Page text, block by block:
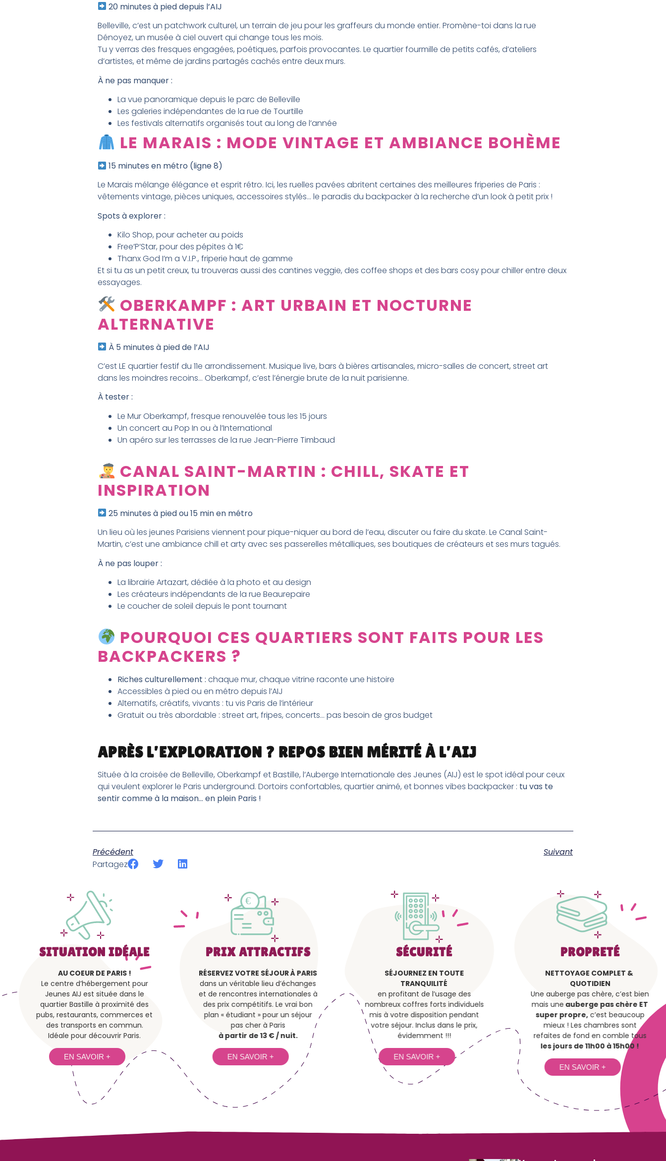
20 minutes à pied depuis l’AIJ
Belleville, c’est un patchwork culturel, un terrain de jeu pour les graffeurs du monde entier. Promène-toi dans la rue
Dénoyez, un musée à ciel ouvert qui change tous les mois.
Tu y verras des fresques engagées, poétiques, parfois provocantes. Le quartier fourmille de petits cafés, d’ateliers
d’artistes, et même de jardins partagés cachés entre deux murs.
À ne pas manquer :
La vue panoramique depuis le parc de Belleville
Les galeries indépendantes de la rue de Tourtille
Les festivals alternatifs organisés tout au long de l’année
LE MARAIS : MODE VINTAGE ET AMBIANCE BOHÈME
15 minutes en métro (ligne 8)
Le Marais mélange élégance et esprit rétro. Ici, les ruelles pavées abritent certaines des meilleures friperies de Paris :
vêtements vintage, pièces uniques, accessoires stylés… le paradis du backpacker à la recherche d’un look à petit prix !
Spots à explorer :
Kilo Shop, pour acheter au poids
Free’P’Star, pour des pépites à 1€
Thanx God I’m a V.I.P., friperie haut de gamme
Et si tu as un petit creux, tu trouveras aussi des cantines veggie, des coffee shops et des bars cosy pour chiller entre deux
essayages.
OBERKAMPF : ART URBAIN ET NOCTURNE
ALTERNATIVE
À 5 minutes à pied de l’AIJ
C’est LE quartier festif du 11e arrondissement. Musique live, bars à bières artisanales, micro-salles de concert, street art
dans les moindres recoins… Oberkampf, c’est l’énergie brute de la nuit parisienne.
À tester :
Le Mur Oberkampf, fresque renouvelée tous les 15 jours
Un concert au Pop In ou à l’International
Un apéro sur les terrasses de la rue Jean-Pierre Timbaud
CANAL SAINT-MARTIN : CHILL, SKATE ET
INSPIRATION
25 minutes à pied ou 15 min en métro
Un lieu où les jeunes Parisiens viennent pour pique-niquer au bord de l’eau, discuter ou faire du skate. Le Canal Saint-
Martin, c’est une ambiance chill et arty avec ses passerelles métalliques, ses boutiques de créateurs et ses murs tagués.
À ne pas louper :
La librairie Artazart, dédiée à la photo et au design
Les créateurs indépendants de la rue Beaurepaire
Le coucher de soleil depuis le pont tournant
POURQUOI CES QUARTIERS SONT FAITS POUR LES
BACKPACKERS ?
Riches culturellement : chaque mur, chaque vitrine raconte une histoire
Accessibles à pied ou en métro depuis l’AIJ
Alternatifs, créatifs, vivants : tu vis Paris de l’intérieur
Gratuit ou très abordable : street art, fripes, concerts… pas besoin de gros budget
APRÈS L’EXPLORATION ? REPOS BIEN MÉRITÉ À L’AIJ
Située à la croisée de Belleville, Oberkampf et Bastille, l’Auberge Internationale des Jeunes (AIJ) est le spot idéal pour ceux
qui veulent explorer le Paris underground. Dortoirs confortables, quartier animé, et bonnes vibes backpacker : tu vas te
sentir comme à la maison… en plein Paris !
Précédent
Suivant
Partagez
SITUATION IDÉALE
AU COEUR DE PARIS !
Le centre d’hébergement pour
Jeunes AIJ est située dans le
quartier Bastille à proximité des
pubs, restaurants, commerces et
des transports en commun.
Idéale pour découvrir Paris.
EN SAVOIR +
PRIX ATTRACTIFS
RÉSERVEZ VOTRE SÉJOUR À PARIS
dans un véritable lieu d’échanges
et de rencontres internationales à
des prix compétitifs. Le vrai bon
plan « étudiant » pour un séjour
pas cher à Paris
à partir de 13 € / nuit.
EN SAVOIR +
SÉCURITÉ
SÉJOURNEZ EN TOUTE
TRANQUILITÉ
en profitant de l’usage des
nombreux coffres forts individuels
mis à votre disposition pendant
votre séjour. Inclus dans le prix,
évidemment !!!
EN SAVOIR +
PROPRETÉ
NETTOYAGE COMPLET &
QUOTIDIEN
Une auberge pas chère, c’est bien
mais uneauberge pas chère ET
super propre,c’est beaucoup
mieux ! Les chambres sont
refaites de fond en comble tous
les jours de 11h00 à 15h00 !
EN SAVOIR +